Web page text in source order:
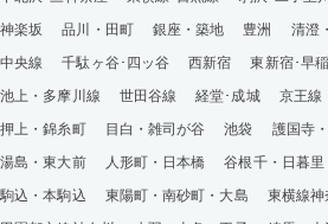
神楽坂
品川・田町 銀座・築地 豊洲 清澄
中央線
千駄ヶ谷･四ッ谷 西新宿 東新宿･早
池上・多摩川線
世田谷線 経堂･成城 京王線
押上・錦糸町
目白・雑司が谷 池袋 護国寺
湯島・東大前
人形町・日本橋 谷根千・日暮里
駒込・本駒込
東陽町・南砂町・大島 東横線神